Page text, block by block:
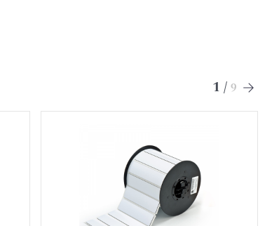
1 / 9